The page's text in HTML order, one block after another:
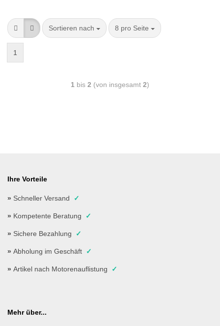
Sortieren nach 8 pro Seite
1
1 bis 2 (von insgesamt 2)
Ihre Vorteile
» Schneller Versand ✓
» Kompetente Beratung ✓
» Sichere Bezahlung ✓
» Abholung im Geschäft ✓
» Artikel nach Motorenauflistung ✓
Mehr über...